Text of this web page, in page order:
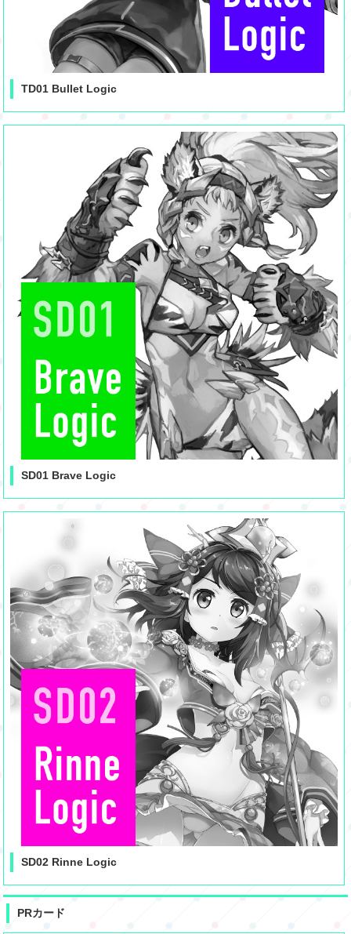
TD01 Bullet Logic
SD01 Brave Logic
SD02 Rinne Logic
PRカード